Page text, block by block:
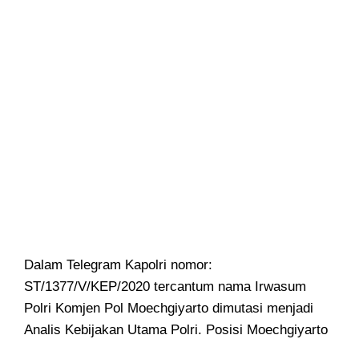
Dalam Telegram Kapolri nomor:
ST/1377/V/KEP/2020 tercantum nama Irwasum
Polri Komjen Pol Moechgiyarto dimutasi menjadi
Analis Kebijakan Utama Polri. Posisi Moechgiyarto